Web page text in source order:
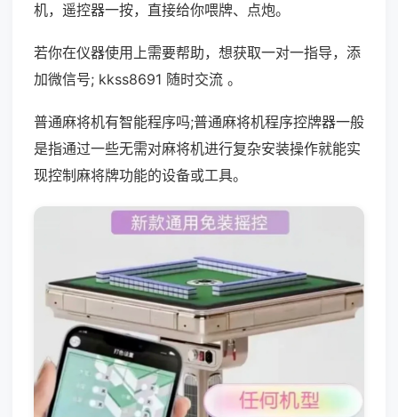
机，遥控器一按，直接给你喂牌、点炮。
若你在仪器使用上需要帮助，想获取一对一指导，添
加微信号; kkss8691 随时交流 。
普通麻将机有智能程序吗;普通麻将机程序控牌器一般
是指通过一些无需对麻将机进行复杂安装操作就能实
现控制麻将牌功能的设备或工具。